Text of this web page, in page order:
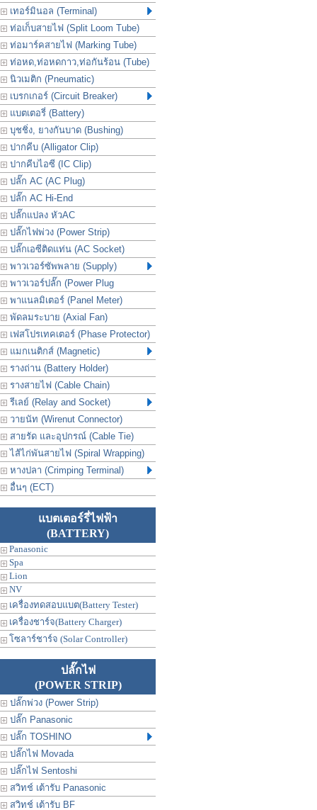
เทอร์มินอล (Terminal)
ท่อเก็บสายไฟ (Split Loom Tube)
ท่อมาร์คสายไฟ (Marking Tube)
ท่อหด,ท่อหดกาว,ท่อกันร้อน (Tube)
นิวเมติก (Pneumatic)
เบรกเกอร์ (Circuit Breaker)
แบตเตอรี่ (Battery)
บุชชิ่ง, ยางกันบาด (Bushing)
ปากคีบ (Alligator Clip)
ปากคีบไอซี (IC Clip)
ปลั๊ก AC (AC Plug)
ปลั๊ก AC Hi-End
ปลั๊กแปลง หัวAC
ปลั๊กไฟพ่วง (Power Strip)
ปลั๊กเอซีติดแท่น (AC Socket)
พาวเวอร์ซัพพลาย (Supply)
พาวเวอร์ปลั๊ก (Power Plug
พาแนลมิเตอร์ (Panel Meter)
พัดลมระบาย (Axial Fan)
เฟสโปรเทคเตอร์ (Phase Protector)
แมกเนติกส์ (Magnetic)
รางถ่าน (Battery Holder)
รางสายไฟ (Cable Chain)
รีเลย์ (Relay and Socket)
วายนัท (Wirenut Connector)
สายรัด และอุปกรณ์ (Cable Tie)
ไส้ไก่พันสายไฟ (Spiral Wrapping)
หางปลา (Crimping Terminal)
อื่นๆ (ECT)
แบตเตอร์รี่ไฟฟ้า
(BATTERY)
Panasonic
Spa
Lion
NV
เครื่องทดสอบแบต(Battery Tester)
เครื่องชาร์จ(Battery Charger)
โซลาร์ชาร์จ (Solar Controller)
ปลั๊กไฟ
(POWER STRIP)
ปลั๊กพ่วง (Power Strip)
ปลั๊ก Panasonic
ปลั๊ก TOSHINO
ปลั๊กไฟ Movada
ปลั๊กไฟ Sentoshi
สวิทช์ เต้ารับ Panasonic
สวิทช์ เต้ารับ BF